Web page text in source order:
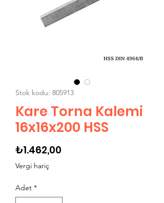
Stok kodu: 805913
Kare Torna Kalemi
16x16x200 HSS
₺1.462,00
Vergi hariç
Adet *